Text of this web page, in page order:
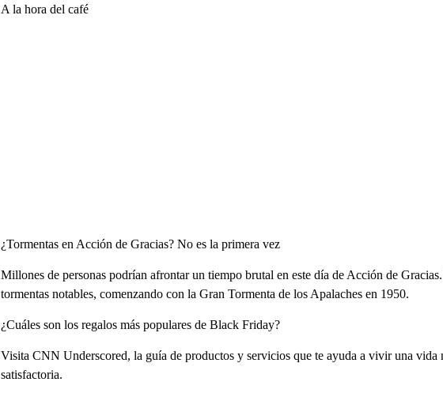
A la hora del café
¿Tormentas en Acción de Gracias? No es la primera vez
Millones de personas podrían afrontar un tiempo brutal en este día de Acción de
tormentas notables, comenzando con la Gran Tormenta de los Apalaches en 1950.
¿Cuáles son los regalos más populares de Black Friday?
Visita CNN Underscored, la guía de productos y servicios que te ayuda a vivir una vida
satisfactoria.